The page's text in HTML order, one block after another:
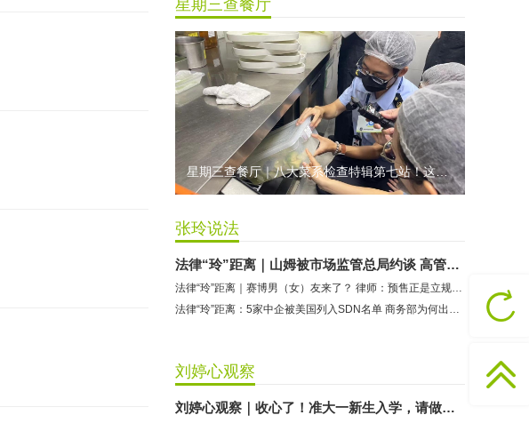
哈尔特健身：商家拒不配合调解
香港卡依宝贝国际婴幼儿游泳馆：商家停业未退费
龅牙兔儿童情商训练营：商家承诺退费未履行
预付式消费退款难 深圳市消委会公开谴责力美健华联店
元宵佳节，发生了“甜蜜的烦恼”该怎么办？
2021年深圳市消费投诉分析报告出炉 教育培训投诉量增长
星期三查餐厅
星期三查餐厅｜八大菜系检查特辑第七站！这家米其林一星人气闽菜餐厅后厨干净吗？
张玲说法
法律“玲”距离｜山姆被市场监管总局约谈 高管换帅，你还续费吗？
刘婷心观察
刘婷心观察｜收心了！准大一新生入学，请做好这些准备